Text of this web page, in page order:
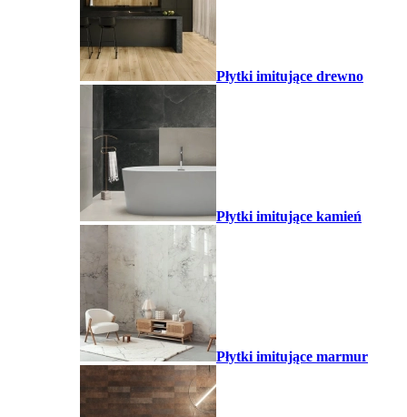
Płytki imitujące drewno
Płytki imitujące kamień
Płytki imitujące marmur